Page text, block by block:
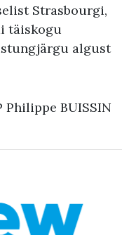
Strasbourgi,
täiskogu
algust
Philippe BUISSIN